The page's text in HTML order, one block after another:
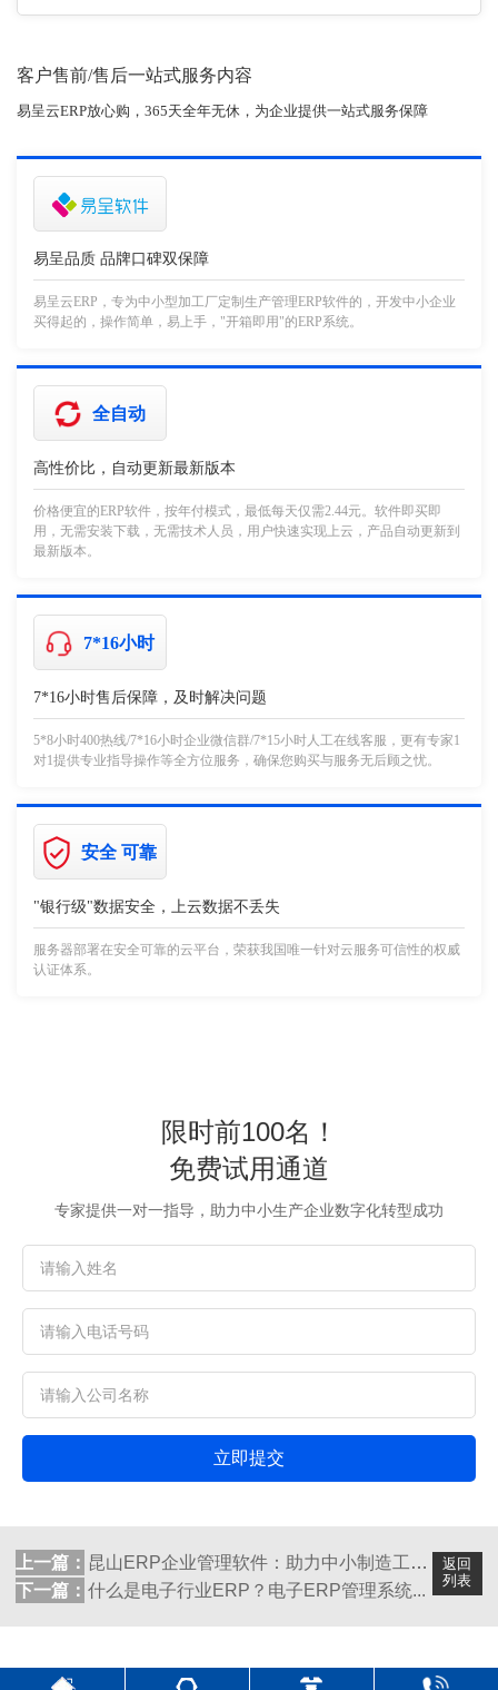
客户售前/售后一站式服务内容
易呈云ERP放心购，365天全年无休，为企业提供一站式服务保障
易呈品质 品牌口碑双保障
易呈云ERP，专为中小型加工厂定制生产管理ERP软件的，开发中小企业
买得起的，操作简单，易上手，"开箱即用"的ERP系统。
全自动
高性价比，自动更新最新版本
价格便宜的ERP软件，按年付模式，最低每天仅需2.44元。软件即买即
用，无需安装下载，无需技术人员，用户快速实现上云，产品自动更新到
最新版本。
7*16小时
7*16小时售后保障，及时解决问题
5*8小时400热线/7*16小时企业微信群/7*15小时人工在线客服，更有专家1
对1提供专业指导操作等全方位服务，确保您购买与服务无后顾之忧。
安全 可靠
"银行级"数据安全，上云数据不丢失
服务器部署在安全可靠的云平台，荣获我国唯一针对云服务可信性的权威
认证体系。
限时前100名！
免费试用通道
专家提供一对一指导，助力中小生产企业数字化转型成功
立即提交
返回
列表
上一篇： 昆山ERP企业管理软件：助力中小制造工厂...
下一篇： 什么是电子行业ERP？电子ERP管理系统...